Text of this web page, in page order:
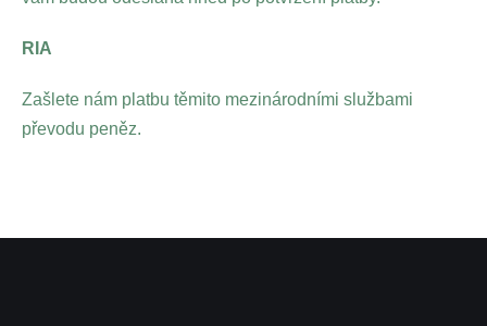
RIA
Zašlete nám platbu těmito mezinárodními službami
převodu peněz.